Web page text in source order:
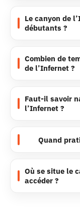
Le canyon de
débutants ?
Combien de
de l’Infernet ?
Faut-il savoir
l’Infernet ?
Quand
Où se situe le
accéder ?